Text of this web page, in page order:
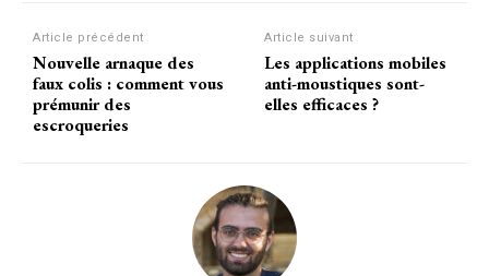
Article précédent
Nouvelle arnaque des
faux colis : comment vous
prémunir des
escroqueries
Article suivant
Les applications mobiles
anti-moustiques sont-
elles efficaces ?